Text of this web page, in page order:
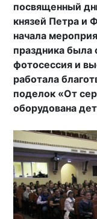
посвященный
князей Петра и
начала
праздника была
фотосессия и
работала
поделок «От
оборудована